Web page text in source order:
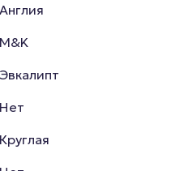
Англия
M&K
Эвкалипт
Нет
Круглая